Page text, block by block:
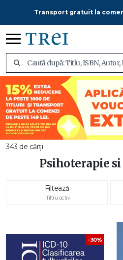
Transport gratuit la
343 de cărți
Psihoterapie
Filtează
1 filtru activ
-30%